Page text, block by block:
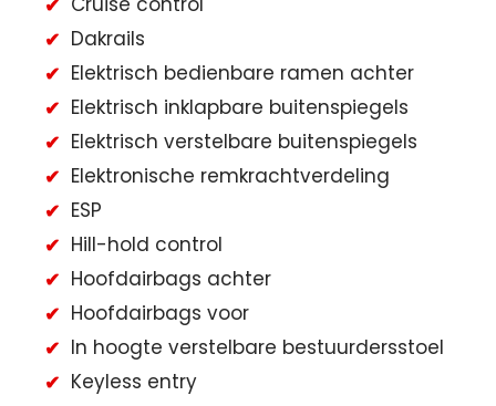
Dakrails
Elektrisch bedienbare ramen achter
Elektrisch inklapbare buitenspiegels
Elektrisch verstelbare buitenspiegels
Elektronische remkrachtverdeling
ESP
Hill-hold control
Hoofdairbags achter
Hoofdairbags voor
In hoogte verstelbare bestuurdersstoel
Keyless entry